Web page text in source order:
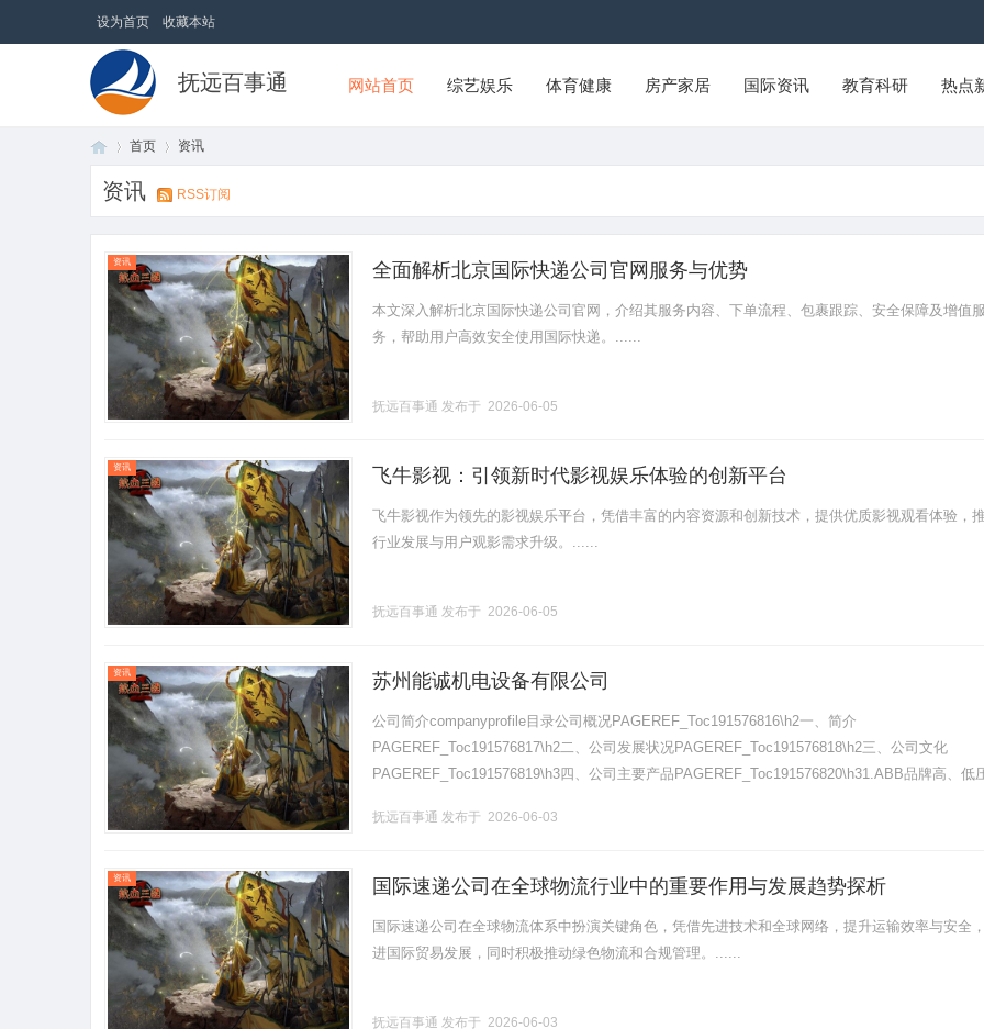
设为首页 收藏本站
抚远百事通 网站首页 综艺娱乐 体育健康 房产家居 国际资讯 教育科研 热点
首页 资讯
资讯 RSS订阅
资讯 全面解析北京国际快递公司官网服务与优势
本文深入解析北京国际快递公司官网，介绍其服务内容、下单流程、包裹跟踪、安全保障及增值服
务，帮助用户高效安全使用国际快递。......
抚远百事通 发布于 2026-06-05
资讯 飞牛影视：引领新时代影视娱乐体验的创新平台
飞牛影视作为领先的影视娱乐平台，凭借丰富的内容资源和创新技术，提供优质影视观看体验，
行业发展与用户观影需求升级。......
抚远百事通 发布于 2026-06-05
资讯 苏州能诚机电设备有限公司
公司简介companyprofile目录公司概况PAGEREF_Toc191576816\h2一、简介
PAGEREF_Toc191576817\h2二、公司发展状况PAGEREF_Toc191576818\h2三、公司文化
PAGEREF_Toc191576819\h3四、公司主要产品PAGEREF_Toc191576820\h31.ABB品牌高、低
抚远百事通 发布于 2026-06-03
资讯 国际速递公司在全球物流行业中的重要作用与发展趋势探析
国际速递公司在全球物流体系中扮演关键角色，凭借先进技术和全球网络，提升运输效率与安全
进国际贸易发展，同时积极推动绿色物流和合规管理。......
抚远百事通 发布于 2026-06-03